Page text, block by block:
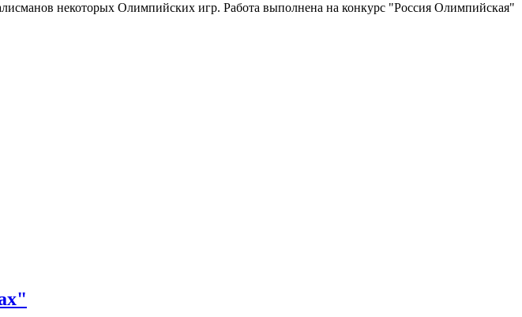
некоторых Олимпийских игр. Работа выполнена на конкурс "Россия Олимпийская"